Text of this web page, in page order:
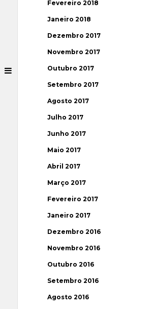
Fevereiro 2018
Janeiro 2018
Dezembro 2017
Novembro 2017
Outubro 2017
Setembro 2017
Agosto 2017
Julho 2017
Junho 2017
Maio 2017
Abril 2017
Março 2017
Fevereiro 2017
Janeiro 2017
Dezembro 2016
Novembro 2016
Outubro 2016
Setembro 2016
Agosto 2016